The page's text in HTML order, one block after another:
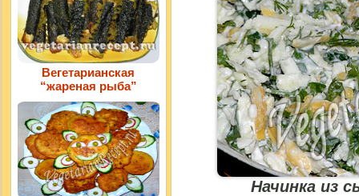
Начинка из
Вегетарианская
“жареная рыба”